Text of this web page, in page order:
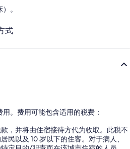
。
式
。费用可能包含适用的税费：
，并将由住宿接待方代为收取。此税不
民以及 10 岁以下的住客。对于病人、